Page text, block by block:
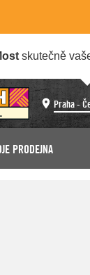
skutečně
Praha -
PRODEJNA